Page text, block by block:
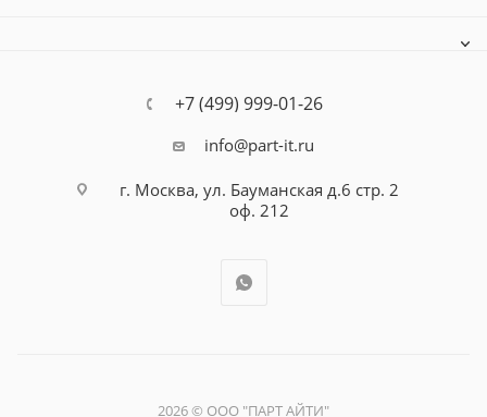
+7 (499) 999-01-26
info@part-it.ru
г. Москва, ул. Бауманская д.6 стр. 2
оф. 212
2026 © ООО "ПАРТ АЙТИ"